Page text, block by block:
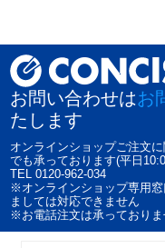
お問い合わせはお
たします
オンラインショップご注文
でも承っております(平日
TEL 0120-962-034
※オンラインショップ専用
ましては対応できません
※お電話注文は承っておりま